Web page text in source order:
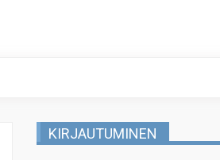
KIRJAUTUMINEN